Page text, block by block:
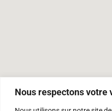
Nous respectons votre